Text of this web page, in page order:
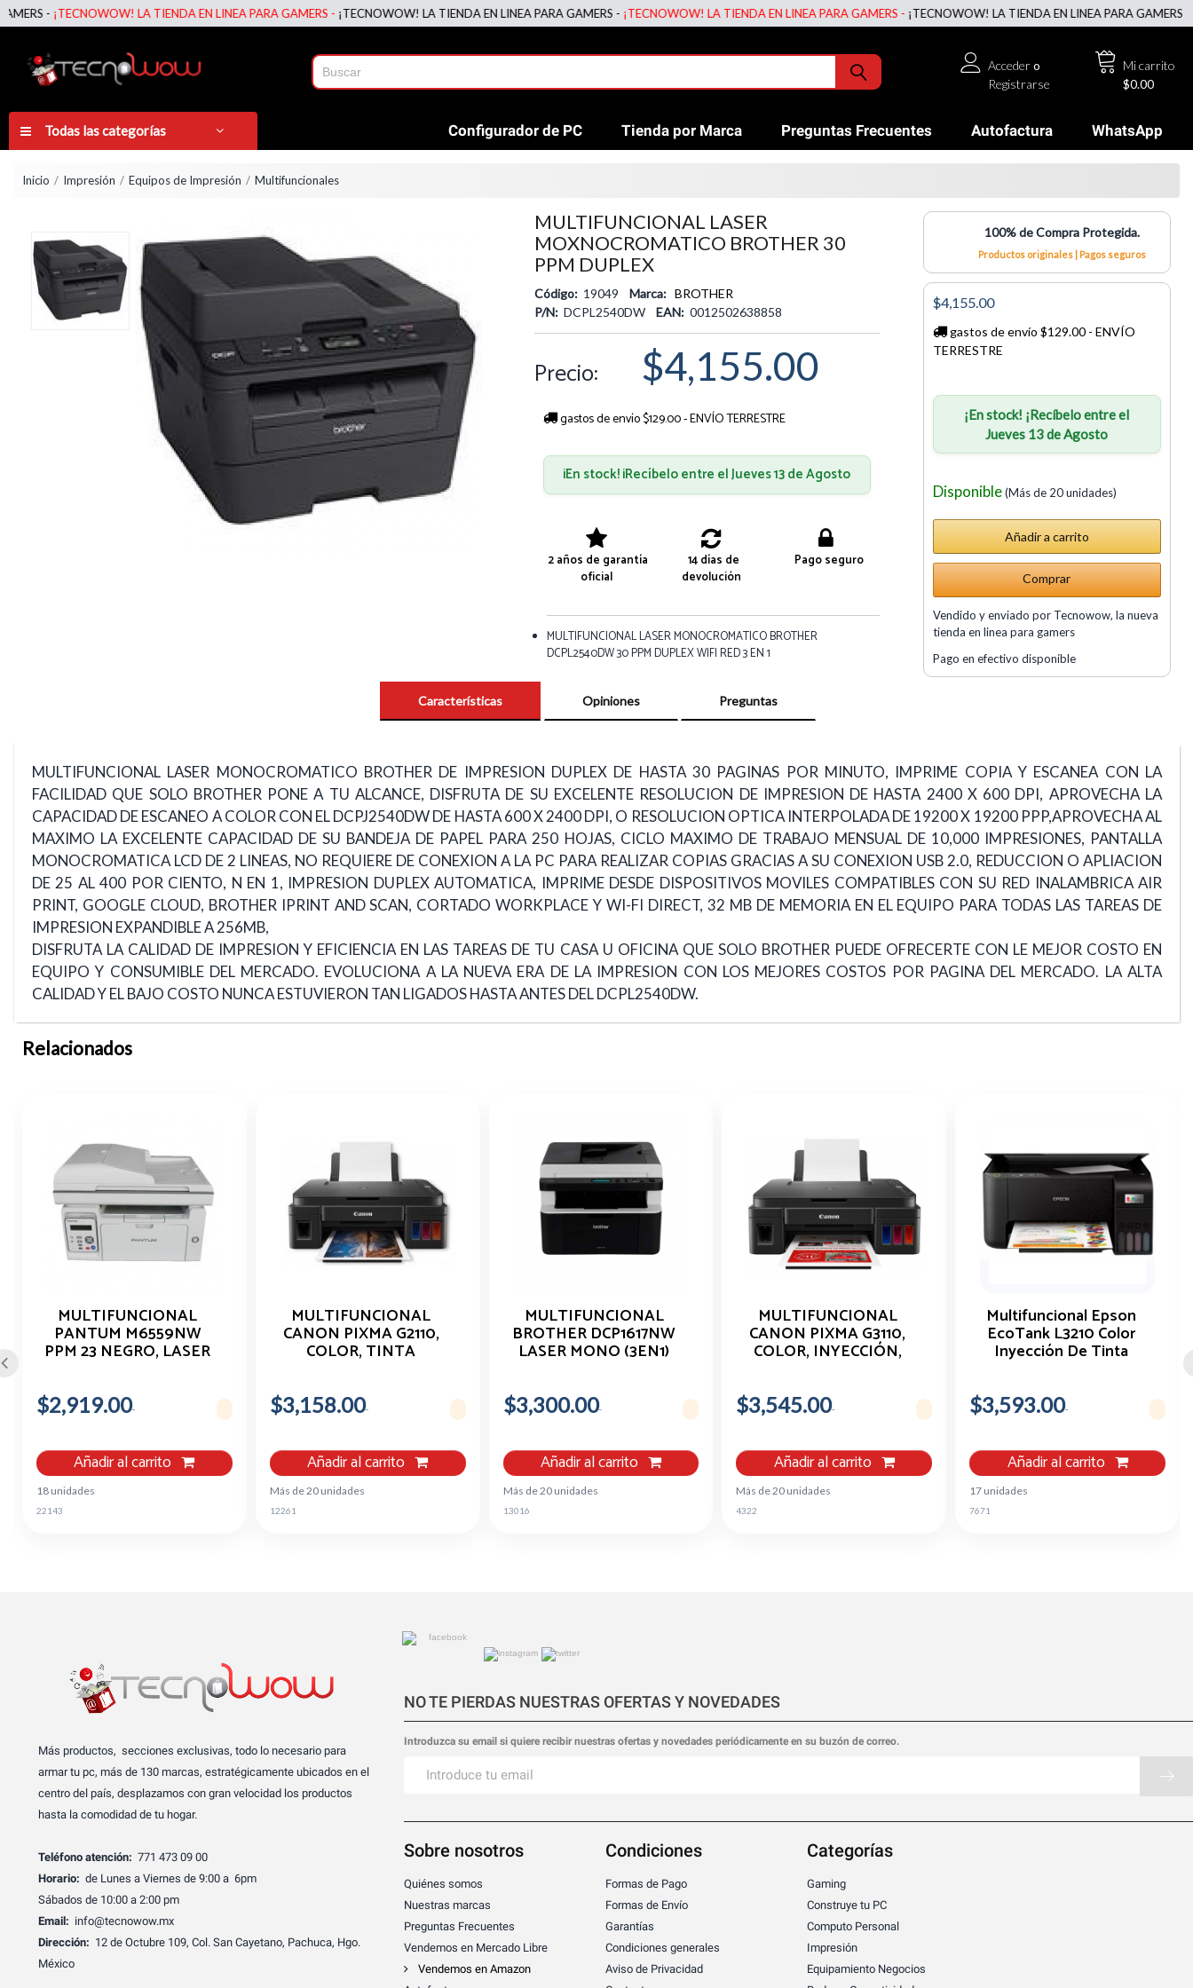
-¡TECNOWOW! LA TIENDA EN LINEA PARA GAMERS -¡TECNOWOW! LA TIENDA EN LINEA PARA GAMERS -¡TECNOWOW! LA TIENDA EN LINEA PARA GAMERS -¡TECNOWOW! LA TIENDA EN LINEA PARA GAMERS -
Mi carrito
$0.00
Accedero
Registrarse
Todas las categorías Configurador de PC Tienda por Marca Preguntas Frecuentes Autofactura WhatsApp
Inicio Impresión Equipos de Impresión Multifuncionales
MULTIFUNCIONAL LASER
MOXNOCROMATICO BROTHER 30
PPM DUPLEX
Código: 19049 Marca: BROTHER
P/N: DCPL2540DW EAN: 0012502638858
Precio: $4,155.00
gastos de envío $129.00 - ENVÍO TERRESTRE
¡En stock! ¡Recíbelo entre el Jueves 13 de Agosto
2 años de garantía
oficial
14 días de
devolución
Pago seguro
MULTIFUNCIONAL LASER MONOCROMATICO BROTHER
DCPL2540DW 30 PPM DUPLEX WIFI RED 3 EN 1
100% de Compra Protegida.
Productos originales | Pagos seguros
$4,155.00
gastos de envío $129.00 - ENVÍO
TERRESTRE
¡En stock! ¡Recíbelo entre el
Jueves 13 de Agosto
Disponible(Más de 20 unidades)
Comprar
Vendido y enviado por Tecnowow, la nueva
tienda en linea para gamers
Pago en efectivo disponible
Características Opiniones Preguntas
MULTIFUNCIONAL LASER MONOCROMATICO BROTHER DE IMPRESION DUPLEX DE HASTA 30 PAGINAS POR MINUTO, IMPRIME COPIA Y ESCANEA CON LA
FACILIDAD QUE SOLO BROTHER PONE A TU ALCANCE, DISFRUTA DE SU EXCELENTE RESOLUCION DE IMPRESION DE HASTA 2400 X 600 DPI, APROVECHA LA
CAPACIDAD DE ESCANEO A COLOR CON EL DCPJ2540DW DE HASTA 600 X 2400 DPI, O RESOLUCION OPTICA INTERPOLADA DE 19200 X 19200 PPP,APROVECHA AL
MAXIMO LA EXCELENTE CAPACIDAD DE SU BANDEJA DE PAPEL PARA 250 HOJAS, CICLO MAXIMO DE TRABAJO MENSUAL DE 10,000 IMPRESIONES, PANTALLA
MONOCROMATICA LCD DE 2 LINEAS, NO REQUIERE DE CONEXION A LA PC PARA REALIZAR COPIAS GRACIAS A SU CONEXION USB 2.0, REDUCCION O APLIACION
DE 25 AL 400 POR CIENTO, N EN 1, IMPRESION DUPLEX AUTOMATICA, IMPRIME DESDE DISPOSITIVOS MOVILES COMPATIBLES CON SU RED INALAMBRICA AIR
PRINT, GOOGLE CLOUD, BROTHER IPRINT AND SCAN, CORTADO WORKPLACE Y WI-FI DIRECT, 32 MB DE MEMORIA EN EL EQUIPO PARA TODAS LAS TAREAS DE
IMPRESION EXPANDIBLE A 256MB,
DISFRUTA LA CALIDAD DE IMPRESION Y EFICIENCIA EN LAS TAREAS DE TU CASA U OFICINA QUE SOLO BROTHER PUEDE OFRECERTE CON LE MEJOR COSTO EN
EQUIPO Y CONSUMIBLE DEL MERCADO. EVOLUCIONA A LA NUEVA ERA DE LA IMPRESION CON LOS MEJORES COSTOS POR PAGINA DEL MERCADO. LA ALTA
CALIDAD Y EL BAJO COSTO NUNCA ESTUVIERON TAN LIGADOS HASTA ANTES DEL DCPL2540DW.
Relacionados
MULTIFUNCIONAL
PANTUM M6559NW
PPM 23 NEGRO, LASER
RED, DUPLEX, ADF,
CAMA, PLANA CARTA
$2,919.00
Añadir al carrito
18 unidades
22143
MULTIFUNCIONAL
CANON PIXMA G2110,
COLOR, TINTA
BANDEJA 100 HOJAS,
CONSUMIBLE G1-190
$3,158.00
Añadir al carrito
Más de 20 unidades
12261
MULTIFUNCIONAL
BROTHER DCP1617NW
LASER MONO (3EN1)
$3,300.00
Añadir al carrito
Más de 20 unidades
13016
MULTIFUNCIONAL
CANON PIXMA G3110,
COLOR, INYECCIÓN,
PRINT/SCAN/COPY
$3,545.00
Añadir al carrito
Más de 20 unidades
4322
Multifuncional Epson
EcoTank L3210 Color
Inyección De Tinta
$3,593.00
Añadir al carrito
17 unidades
7671
Más productos, secciones exclusivas, todo lo necesario para
armar tu pc, más de 130 marcas, estratégicamente ubicados en el
centro del país, desplazamos con gran velocidad los productos
hasta la comodidad de tu hogar.
Teléfono atención: 771 473 09 00
Horario: de Lunes a Viernes de 9:00 a 6pm
Sábados de 10:00 a 2:00 pm
Email: info@tecnowow.mx
Dirección: 12 de Octubre 109, Col. San Cayetano, Pachuca, Hgo.
México
NO TE PIERDAS NUESTRAS OFERTAS Y NOVEDADES
Introduzca su email si quiere recibir nuestras ofertas y novedades periódicamente en su buzón de correo.
Sobre nosotros
Quiénes somos
Nuestras marcas
Preguntas Frecuentes
Vendemos en Mercado Libre
Vendemos en Amazon
Condiciones
Formas de Pago
Formas de Envío
Garantías
Condiciones generales
Aviso de Privacidad
Categorías
Gaming
Construye tu PC
Computo Personal
Impresión
Equipamiento Negocios